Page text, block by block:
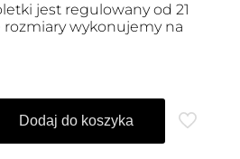
jest regulowany od 21
rozmiary wykonujemy na
Dodaj do koszyka